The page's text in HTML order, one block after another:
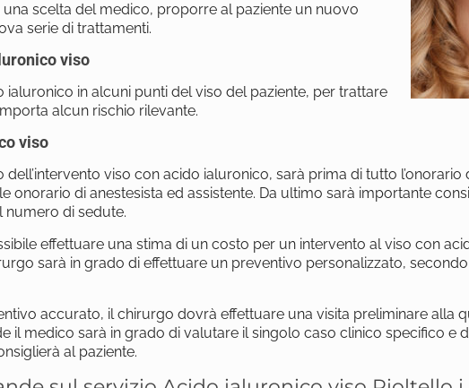
una scelta del medico, proporre al paziente un nuovo
serie di trattamenti.
viso
ialuronico in alcuni punti del viso del paziente, per trattare
alcun rischio rilevante.
viso
dell’intervento viso con acido ialuronico, sarà prima di tutto
onorario di anestesista ed assistente. Da ultimo sarà importante
di sedute.
effettuare una stima di un costo per un intervento al viso con
sarà in grado di effettuare un preventivo personalizzato,
accurato, il chirurgo dovrà effettuare una visita preliminare alla
il medico sarà in grado di valutare il singolo caso clinico specifico e
al paziente.